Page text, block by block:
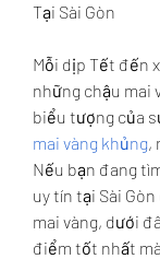
Tại Sài Gòn
Mỗi dịp Tết đến
những chậu mai
biểu tượng của
mai vàng khủng,
Nếu bạn đang
uy tín tại Sài
mai vàng, dưới
điểm tốt nhất